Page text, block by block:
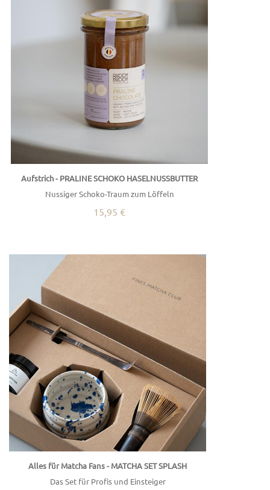
Aufstrich - PRALINE SCHOKO HASELNUSSBUTTER
Nussiger Schoko-Traum zum Löffeln
15,95 €
Alles für Matcha Fans - MATCHA SET SPLASH
Das Set für Profis und Einsteiger